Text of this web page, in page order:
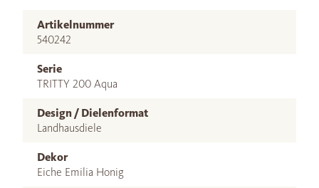
Artikelnummer
540242
Serie
TRITTY 200 Aqua
Design / Dielenformat
Landhausdiele
Dekor
Eiche Emilia Honig